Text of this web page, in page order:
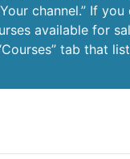
channel.” If
available for
tab that